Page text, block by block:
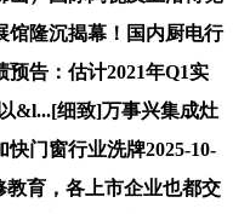
馆隆沉揭幕！国内厨电行
告：估计2021年Q1实
&l...[细致]万事兴集成灶
快门窗行业洗牌2025-10-
教育，各上市企业也都交